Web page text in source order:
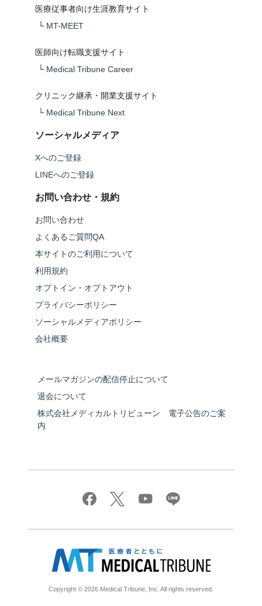
医療従事者向け生涯教育サイト
└ MT-MEET
医師向け転職支援サイト
└ Medical Tribune Career
クリニック継承・開業支援サイト
└ Medical Tribune Next
ソーシャルメディア
Xへのご登録
LINEへのご登録
お問い合わせ・規約
お問い合わせ
よくあるご質問QA
本サイトのご利用について
利用規約
オプトイン・オプトアウト
プライバシーポリシー
ソーシャルメディアポリシー
会社概要
メールマガジンの配信停止について
退会について
株式会社メディカルトリビューン 電子公告のご案
内
Copyright © 2026 Medical Tribune, Inc. All rights reserved.